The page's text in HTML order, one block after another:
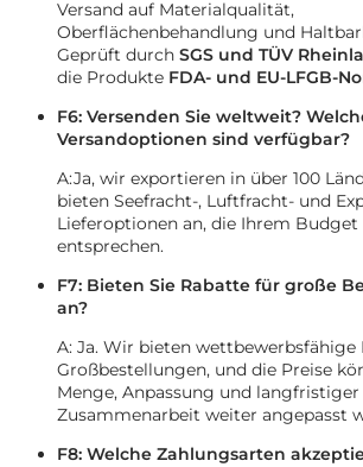
Versand auf Materialqualität,
Oberflächenbehandlung und
Geprüft durch SGS und TÜV
die Produkte FDA- und EU-LFGB-
F6: Versenden Sie weltweit?
Versandoptionen sind verfügbar?
A:Ja, wir exportieren in über 100
bieten Seefracht-, Luftfracht- und
Lieferoptionen an, die Ihrem
entsprechen.
F7: Bieten Sie Rabatte für große
an?
A: Ja. Wir bieten wettbewerbsfähige
Großbestellungen, und die Preise
Menge, Anpassung und langfristiger
Zusammenarbeit weiter angepasst
F8: Welche Zahlungsarten